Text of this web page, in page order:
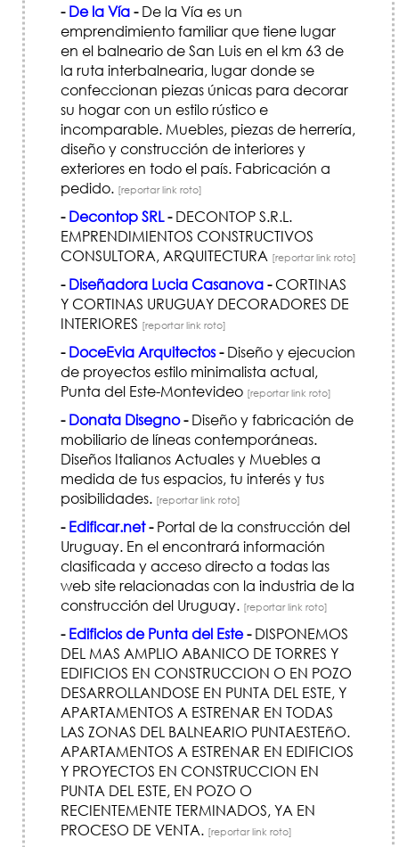
- De la Vía-De la Vía es un
emprendimiento familiar que tiene lugar
en el balneario de San Luis en el km 63 de
la ruta interbalnearia, lugar donde se
confeccionan piezas únicas para decorar
su hogar con un estilo rústico e
incomparable. Muebles, piezas de herrería,
diseño y construcción de interiores y
exteriores en todo el país. Fabricación a
pedido. [reportar link roto]
- Decontop SRL-DECONTOP S.R.L.
EMPRENDIMIENTOS CONSTRUCTIVOS
CONSULTORA, ARQUITECTURA [reportar link roto]
- Diseñadora Lucia Casanova-CORTINAS
Y CORTINAS URUGUAY DECORADORES DE
INTERIORES [reportar link roto]
- DoceEvia Arquitectos-Diseño y ejecucion
de proyectos estilo minimalista actual,
Punta del Este-Montevideo [reportar link roto]
- Donata Disegno-Diseño y fabricación de
mobiliario de líneas contemporáneas.
Diseños Italianos Actuales y Muebles a
medida de tus espacios, tu interés y tus
posibilidades. [reportar link roto]
- Edificar.net-Portal de la construcción del
Uruguay. En el encontrará información
clasificada y acceso directo a todas las
web site relacionadas con la industria de la
construcción del Uruguay. [reportar link roto]
- Edificios de Punta del Este-DISPONEMOS
DEL MAS AMPLIO ABANICO DE TORRES Y
EDIFICIOS EN CONSTRUCCION O EN POZO
DESARROLLANDOSE EN PUNTA DEL ESTE, Y
APARTAMENTOS A ESTRENAR EN TODAS
LAS ZONAS DEL BALNEARIO PUNTAESTEñO.
APARTAMENTOS A ESTRENAR EN EDIFICIOS
Y PROYECTOS EN CONSTRUCCION EN
PUNTA DEL ESTE, EN POZO O
RECIENTEMENTE TERMINADOS, YA EN
PROCESO DE VENTA. [reportar link roto]